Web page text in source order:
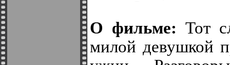
О фильме: Тот
милой девушкой